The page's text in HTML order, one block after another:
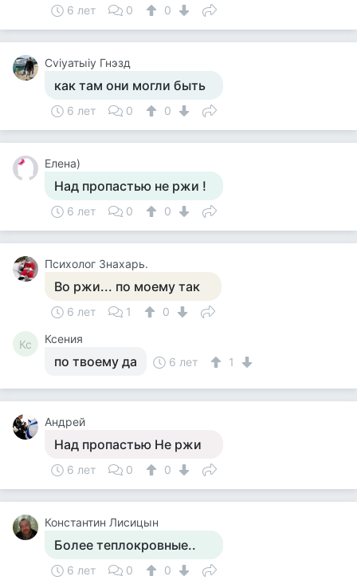
6 лет 0 0
Cviyатыiy Гнэзд
как там они могли быть
6 лет 0 0
Елена)
Над пропастью не ржи !
6 лет 0 0
Психолог Знахарь.
Во ржи... по моему так
6 лет 1 0
Кс Ксения
по твоему да 6 лет 1
Андрей
Над пропастью Не ржи
6 лет 0 0
Константин Лисицын
Более теплокровные..
6 лет 0 0